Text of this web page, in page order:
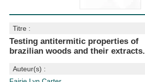
Titre :
Testing antitermitic properties of
brazilian woods and their extracts.
Auteur(s) :